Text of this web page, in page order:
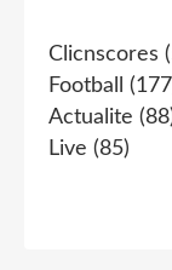
Clicnscores
Football
Actualite
Live (85)